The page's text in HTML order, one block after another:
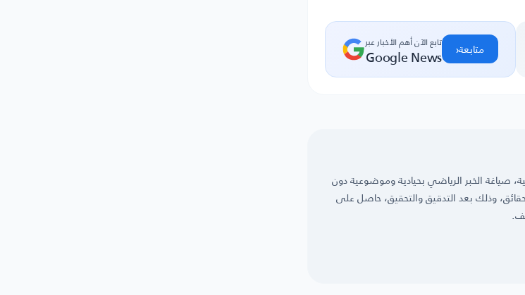
تابع الآن أهم الأخبار عبر
Google News متابعة‹
صياغة الخبر الرياضي بحيادية وموضوعية دون
وذلك بعد التدقيق والتحقيق، حاصل على